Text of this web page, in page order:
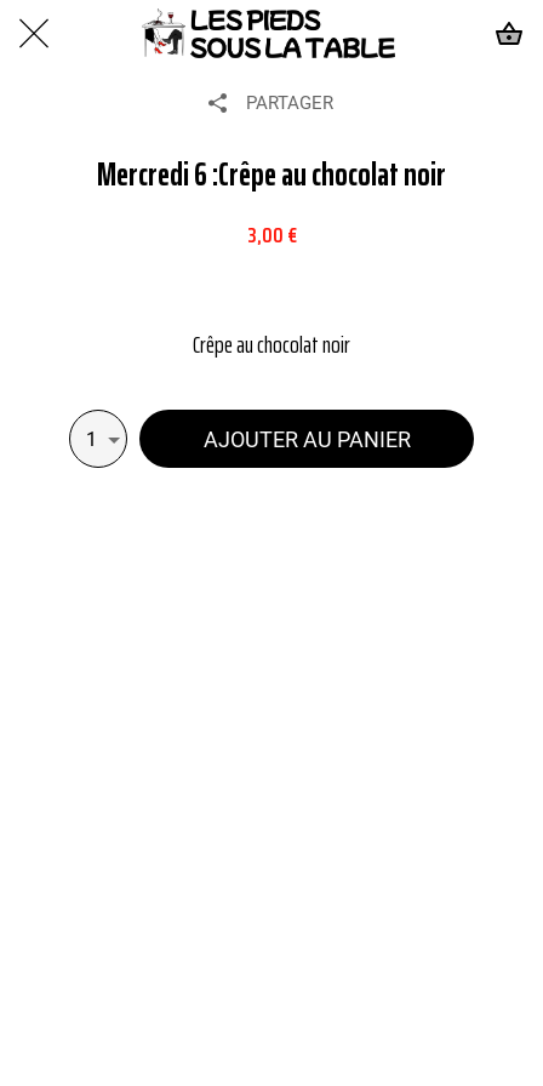
PARTAGER
Mercredi 6 :Crêpe au chocolat noir
3,00 €
Crêpe au chocolat noir
1 AJOUTER AU PANIER